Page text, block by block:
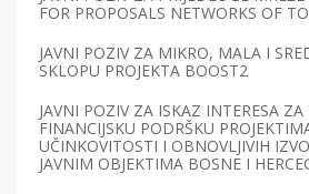
FOR PROPOSALS NETWORKS OF
JAVNI POZIV ZA MIKRO, MALA I
SKLOPU PROJEKTA BOOST2
JAVNI POZIV ZA ISKAZ INTERESA
FINANCIJSKU PODRŠKU
UČINKOVITOSTI I OBNOVLJIVIH
JAVNIM OBJEKTIMA BOSNE I